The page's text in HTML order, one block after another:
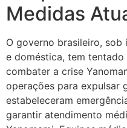
Medidas
O governo brasileiro, sob
e doméstica, tem
combater a crise
operações para expulsar
estabeleceram
garantir atendimento